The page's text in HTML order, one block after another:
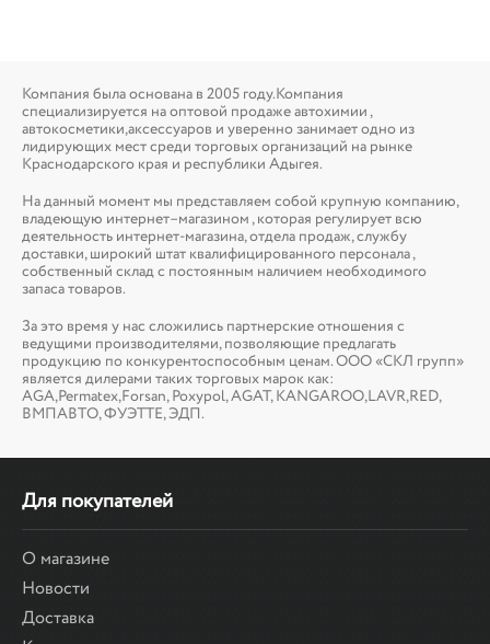
Компания была основана в 2005 году.Компания
специализируется на оптовой продаже автохимии ,
автокосметики,аксессуаров и уверенно занимает одно из
лидирующих мест среди торговых организаций на рынке
Краснодарского края и республики Адыгея.
На данный момент мы представляем собой крупную компанию,
владеющую интернет–магазином , которая регулирует всю
деятельность интернет-магазина, отдела продаж, службу
доставки, широкий штат квалифицированного персонала ,
собственный склад c постоянным наличием необходимого
запаса товаров.
За это время у нас сложились партнерские отношения с
ведущими производителями, позволяющие предлагать
продукцию по конкурентоспособным ценам. ООО «СКЛ групп»
является дилерами таких торговых марок как:
AGA,Permatex,Forsan, Poxypol, AGAT, KANGAROO,LAVR,RED,
ВМПАВТО, ФУЭТТЕ, ЭДП.
Для покупателей
О магазине
Новости
Доставка